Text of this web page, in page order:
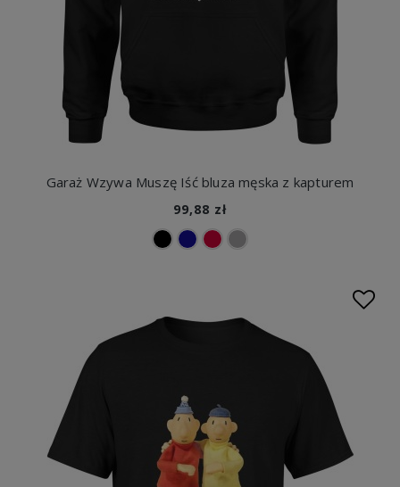
Garaż Wzywa Muszę Iść bluza męska z kapturem
99,88 zł